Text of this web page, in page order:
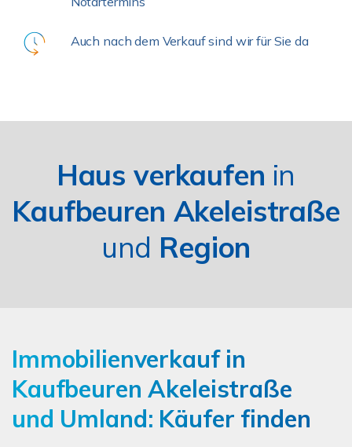
Auch nach dem Verkauf sind wir für Sie da
Haus verkaufen in
Kaufbeuren Akeleistraße
und Region
Immobilienverkauf in
Kaufbeuren Akeleistraße
und Umland: Käufer finden